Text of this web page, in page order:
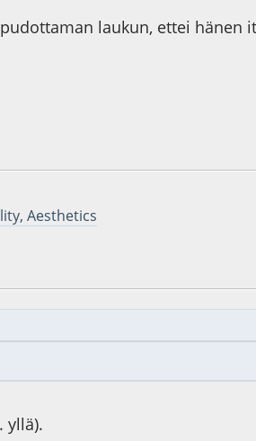
laukun, ettei hänen
Aesthetics
yllä).